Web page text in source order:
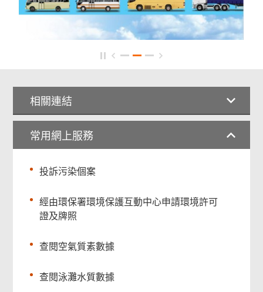
相關連結
常用網上服務
投訴污染個案
經由環保署環境保護互動中心申請環境許可
證及牌照
查閱空氣質素數據
查閱泳灘水質數據